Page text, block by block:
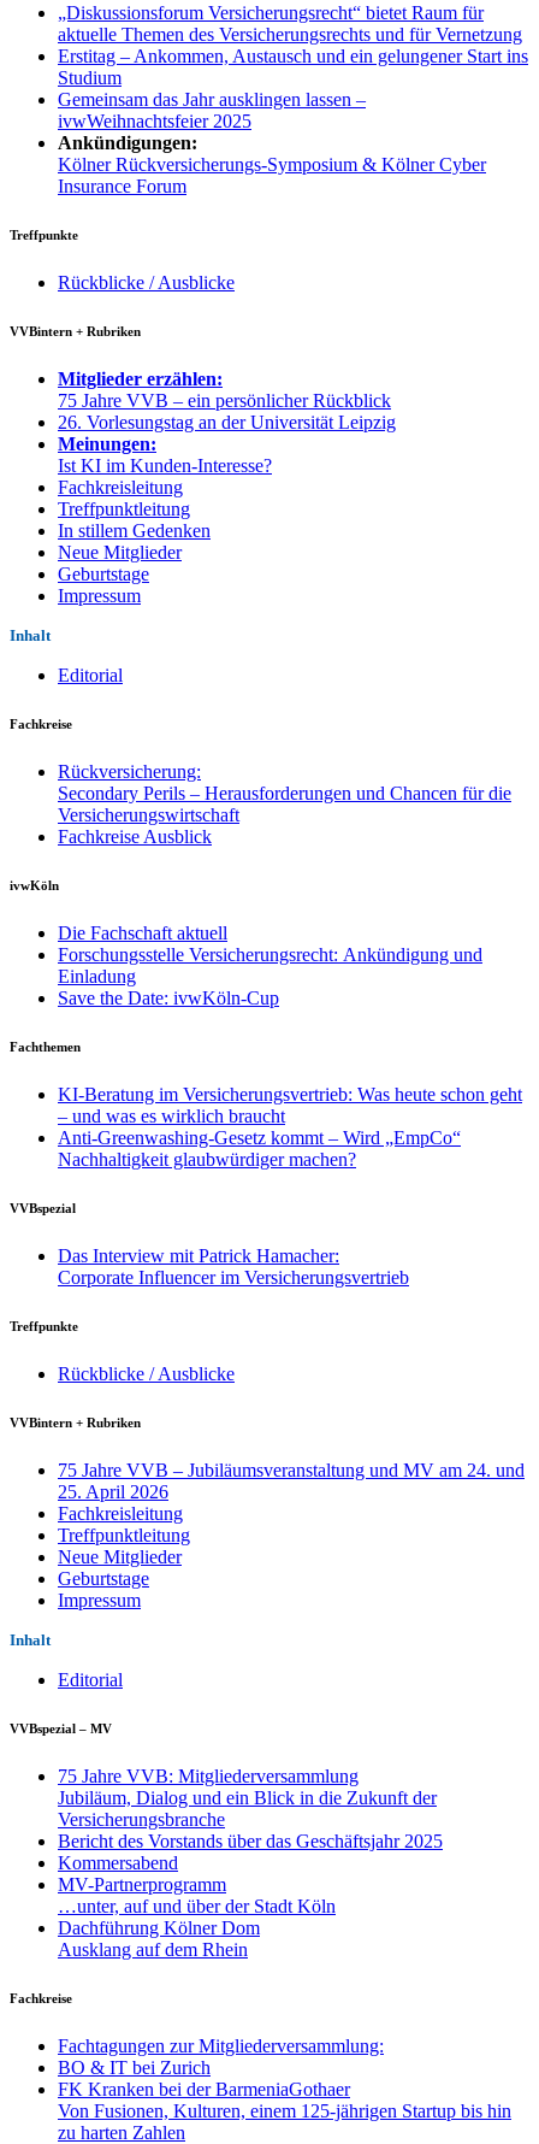
„Diskussionsforum Versicherungsrecht“ bietet Raum für
aktuelle Themen des Versicherungsrechts und für Vernetzung
Erstitag – Ankommen, Austausch und ein gelungener Start ins
Studium
Gemeinsam das Jahr ausklingen lassen –
ivwWeihnachtsfeier 2025
Ankündigungen:
Kölner Rückversicherungs-Symposium & Kölner Cyber
Insurance Forum
Treffpunkte
Rückblicke / Ausblicke
VVBintern + Rubriken
Mitglieder erzählen:
75 Jahre VVB – ein persönlicher Rückblick
26. Vorlesungstag an der Universität Leipzig
Meinungen:
Ist KI im Kunden-Interesse?
Fachkreisleitung
Treffpunktleitung
In stillem Gedenken
Neue Mitglieder
Geburtstage
Impressum
Inhalt
Editorial
Fachkreise
Rückversicherung:
Secondary Perils – Herausforderungen und Chancen für die
Versicherungswirtschaft
Fachkreise Ausblick
ivwKöln
Die Fachschaft aktuell
Forschungsstelle Versicherungsrecht: Ankündigung und
Einladung
Save the Date: ivwKöln-Cup
Fachthemen
KI-Beratung im Versicherungsvertrieb: Was heute schon geht
– und was es wirklich braucht
Anti-Greenwashing-Gesetz kommt – Wird „EmpCo“
Nachhaltigkeit glaubwürdiger machen?
VVBspezial
Das Interview mit Patrick Hamacher:
Corporate Influencer im Versicherungsvertrieb
Treffpunkte
Rückblicke / Ausblicke
VVBintern + Rubriken
75 Jahre VVB – Jubiläumsveranstaltung und MV am 24. und
25. April 2026
Fachkreisleitung
Treffpunktleitung
Neue Mitglieder
Geburtstage
Impressum
Inhalt
Editorial
VVBspezial – MV
75 Jahre VVB: Mitgliederversammlung
Jubiläum, Dialog und ein Blick in die Zukunft der
Versicherungsbranche
Bericht des Vorstands über das Geschäftsjahr 2025
Kommersabend
MV-Partnerprogramm
…unter, auf und über der Stadt Köln
Dachführung Kölner Dom
Ausklang auf dem Rhein
Fachkreise
Fachtagungen zur Mitgliederversammlung:
BO & IT bei Zurich
FK Kranken bei der BarmeniaGothaer
Von Fusionen, Kulturen, einem 125-jährigen Startup bis hin
zu harten Zahlen